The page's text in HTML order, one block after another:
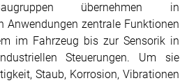
übernehmen in
Anwendungen zentrale Funktionen
im Fahrzeug bis zur Sensorik in
Steuerungen. Um sie
Staub, Korrosion, Vibrationen